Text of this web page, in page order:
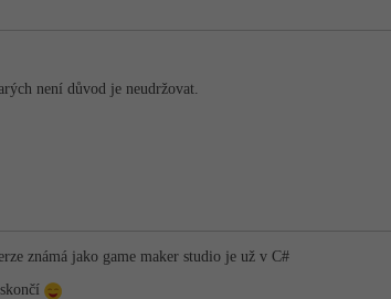
není důvod je neudržovat.
známá jako game maker studio je už v C#